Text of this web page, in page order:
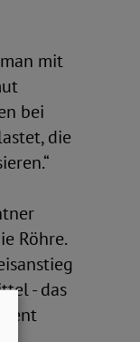
mit
bei
die
Röhre.
- das